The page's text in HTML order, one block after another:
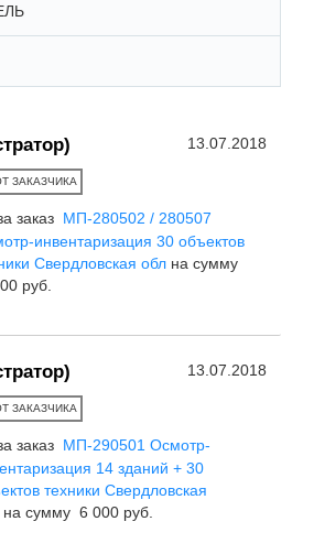
13.07.2018
ЗАКАЗЧИКА
заказ МП-280502 / 280507
инвентаризация 30 объектов
Свердловская обл на сумму
руб.
13.07.2018
ЗАКАЗЧИКА
заказ МП-290501 Осмотр-
14 зданий + 30
техники Свердловская
на сумму 6 000 руб.